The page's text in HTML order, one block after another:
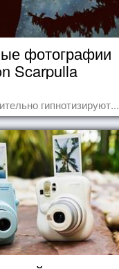
фотографии
Scarpulla
гипнотизируют...